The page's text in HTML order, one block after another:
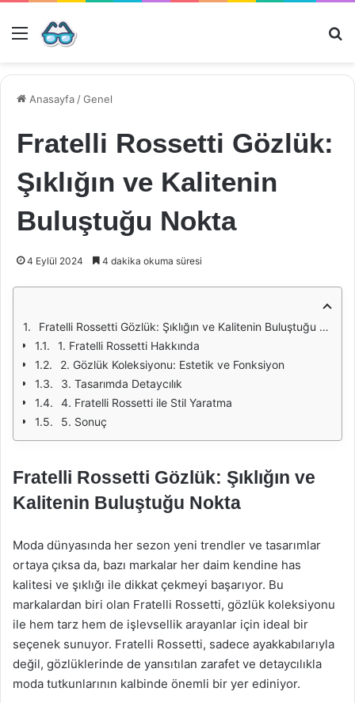
Menü
Anasayfa /Genel
Fratelli Rossetti Gözlük:
Şıklığın ve Kalitenin
Buluştuğu Nokta
4 Eylül 2024 4 dakika okuma süresi
Fratelli Rossetti Gözlük: Şıklığın ve Kalitenin Buluştuğu Nokta
1. Fratelli Rossetti Hakkında
2. Gözlük Koleksiyonu: Estetik ve Fonksiyon
3. Tasarımda Detaycılık
4. Fratelli Rossetti ile Stil Yaratma
5. Sonuç
Fratelli Rossetti Gözlük: Şıklığın ve
Kalitenin Buluştuğu Nokta
Moda dünyasında her sezon yeni trendler ve tasarımlar
ortaya çıksa da, bazı markalar her daim kendine has
kalitesi ve şıklığı ile dikkat çekmeyi başarıyor. Bu
markalardan biri olan Fratelli Rossetti, gözlük koleksiyonu
ile hem tarz hem de işlevsellik arayanlar için ideal bir
seçenek sunuyor. Fratelli Rossetti, sadece ayakkabılarıyla
değil, gözlüklerinde de yansıtılan zarafet ve detaycılıkla
moda tutkunlarının kalbinde önemli bir yer ediniyor.